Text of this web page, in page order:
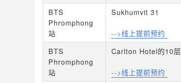
BTS
Phromphong
站
Sukhumvit 31
-->线上提前预约
BTS
Phromphong
站
Carlton Hotel的10层
-->线上提前预约